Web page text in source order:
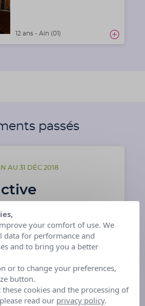
12 ans - Ain (01)
passés
AU 31 DÉC 2018
your comfort of use. We
data for performance and
and to bring you a better
or to change your preferences,
button.
cookies and the processing of
read our privacy policy.